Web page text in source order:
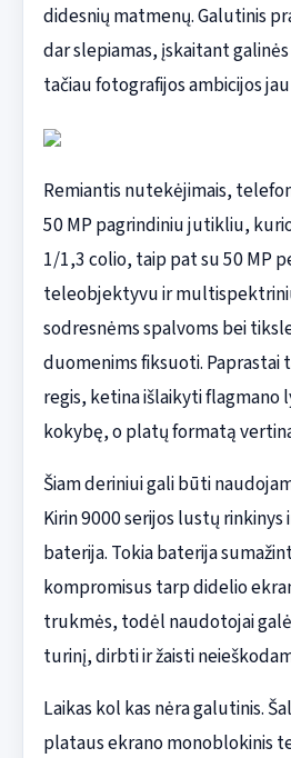
didesnių matmenų. Galutinis
dar slepiamas, įskaitant
tačiau fotografijos ambicijos
Remiantis nutekėjimais,
50 MP pagrindiniu jutikliu,
1/1,3 colio, taip pat su 50 MP
teleobjektyvu ir
sodresnėms spalvoms bei
duomenims fiksuoti. Paprastai
regis, ketina išlaikyti flagmano
kokybę, o platų formatą
Šiam deriniui gali būti
Kirin 9000 serijos lustų
baterija. Tokia baterija
kompromisus tarp didelio
trukmės, todėl naudotojai
turinį, dirbti ir žaisti
Laikas kol kas nėra galutinis.
plataus ekrano monoblokinis